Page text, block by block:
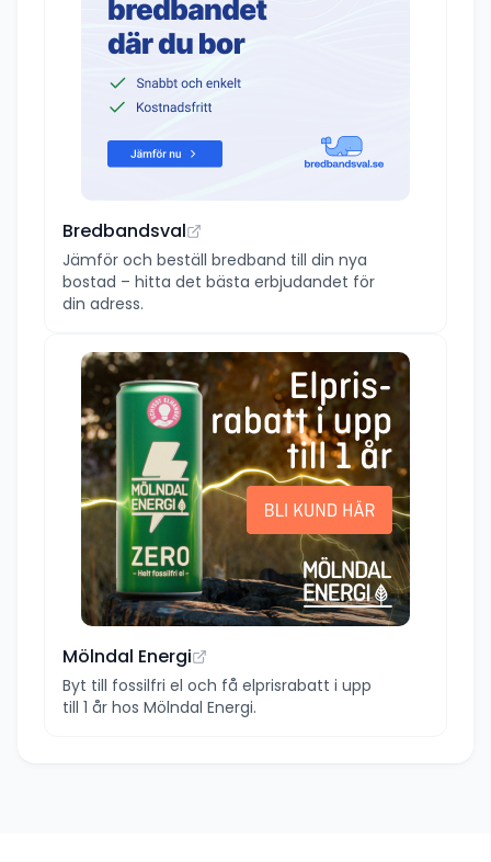
Bredbandsval
Jämför och beställ bredband till din nya
bostad – hitta det bästa erbjudandet för
din adress.
Mölndal Energi
Byt till fossilfri el och få elprisrabatt i upp
till 1 år hos Mölndal Energi.